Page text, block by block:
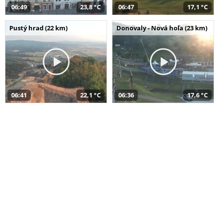
06:49 23,8 °C 06:47 17,1 °C
Pustý hrad (22 km)
06:41 22,1 °C
Donovaly - Nová hoľa (23 km)
06:36 17,6 °C